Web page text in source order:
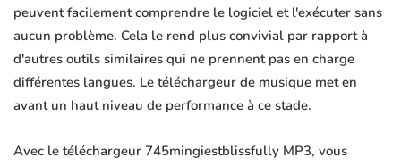
peuvent facilement comprendre le logiciel et l'exécuter sans
aucun problème. Cela le rend plus convivial par rapport à
d'autres outils similaires qui ne prennent pas en charge
différentes langues. Le téléchargeur de musique met en
avant un haut niveau de performance à ce stade.
Avec le téléchargeur 745mingiestblissfully MP3, vous